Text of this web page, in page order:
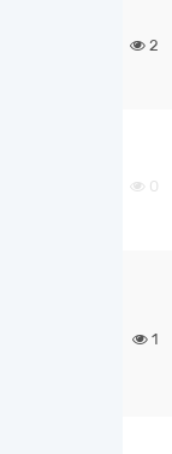
2
0
1